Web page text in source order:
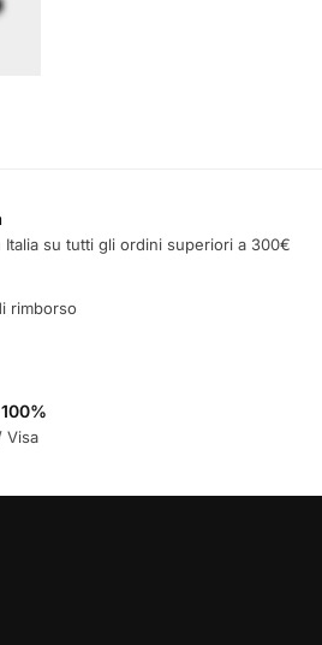
Italia su tutti gli ordini superiori a 300€
rimborso
Visa